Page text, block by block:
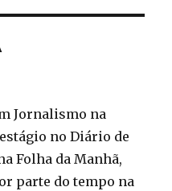
Jornalismo na
no Diário de
Folha da Manhã,
parte do tempo na